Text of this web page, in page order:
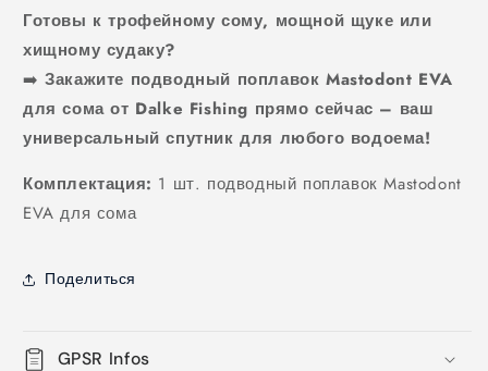
Готовы к трофейному сому, мощной щуке или
хищному судаку?
➡️ Закажите подводный поплавок Mastodont EVA
для сома от Dalke Fishing прямо сейчас – ваш
универсальный спутник для любого водоема!
Комплектация: 1 шт. подводный поплавок Mastodont
EVA для сома
Поделиться
GPSR Infos